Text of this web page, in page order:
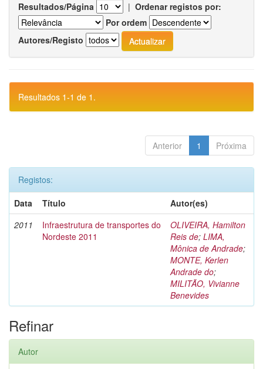
Resultados/Página | Ordenar registos por:
Por ordem
Autores/Registo
Resultados 1-1 de 1.
Anterior 1 Próxima
Registos:
Data
Título
Autor(es)
2011
Infraestrutura de transportes do
Nordeste 2011
OLIVEIRA, Hamilton
Reis de; LIMA,
Mônica de Andrade;
MONTE, Kerlen
Andrade do;
MILITÃO, Vivianne
Benevides
Refinar
Autor